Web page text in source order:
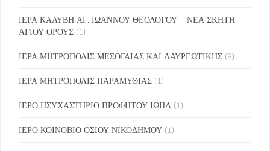
ΙΕΡΑ ΚΑΛΥΒΗ ΑΓ. ΙΩΑΝΝΟΥ ΘΕΟΛΟΓΟΥ – ΝΕΑ ΣΚΗΤΗ
ΑΓΙΟΥ ΟΡΟΥΣ (1)
ΙΕΡΑ ΜΗΤΡΟΠΟΛΙΣ ΜΕΣΟΓΑΙΑΣ ΚΑΙ ΛΑΥΡΕΩΤΙΚΗΣ (8)
ΙΕΡΑ ΜΗΤΡΟΠΟΛΙΣ ΠΑΡΑΜΥΘΙΑΣ (1)
ΙΕΡΟ ΗΣΥΧΑΣΤΗΡΙΟ ΠΡΟΦΗΤΟΥ ΙΩΗΛ (1)
ΙΕΡΟ ΚΟΙΝΟΒΙΟ ΟΣΙΟΥ ΝΙΚΟΔΗΜΟΥ (1)